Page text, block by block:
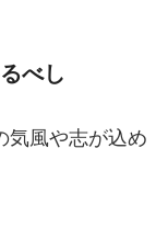
べし
気風や志が込め